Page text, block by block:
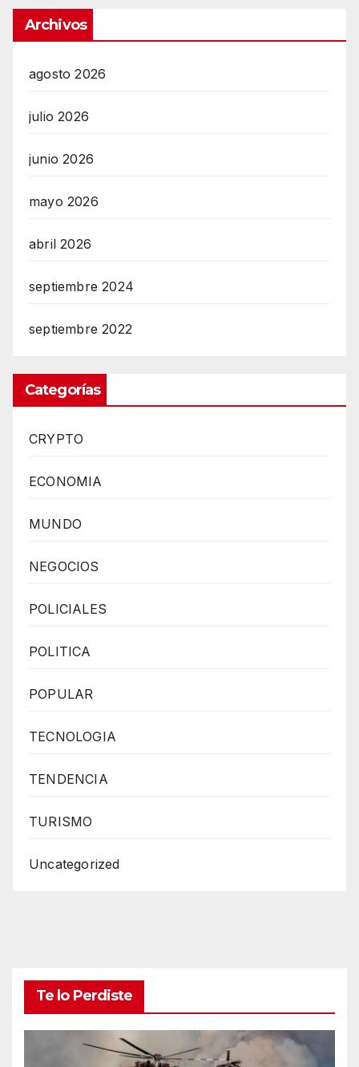
Archivos
agosto 2026
julio 2026
junio 2026
mayo 2026
abril 2026
septiembre 2024
septiembre 2022
Categorías
CRYPTO
ECONOMIA
MUNDO
NEGOCIOS
POLICIALES
POLITICA
POPULAR
TECNOLOGIA
TENDENCIA
TURISMO
Uncategorized
Te lo Perdiste